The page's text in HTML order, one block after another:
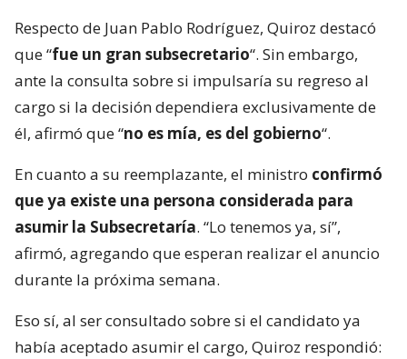
Respecto de Juan Pablo Rodríguez, Quiroz destacó
que “fue un gran subsecretario“. Sin embargo,
ante la consulta sobre si impulsaría su regreso al
cargo si la decisión dependiera exclusivamente de
él, afirmó que “no es mía, es del gobierno“.
En cuanto a su reemplazante, el ministro confirmó
que ya existe una persona considerada para
asumir la Subsecretaría. “Lo tenemos ya, sí”,
afirmó, agregando que esperan realizar el anuncio
durante la próxima semana.
Eso sí, al ser consultado sobre si el candidato ya
había aceptado asumir el cargo, Quiroz respondió: